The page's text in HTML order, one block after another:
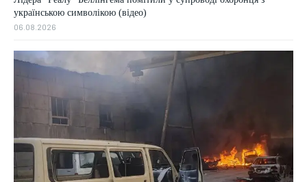
українською символікою (відео)
06.08.2026